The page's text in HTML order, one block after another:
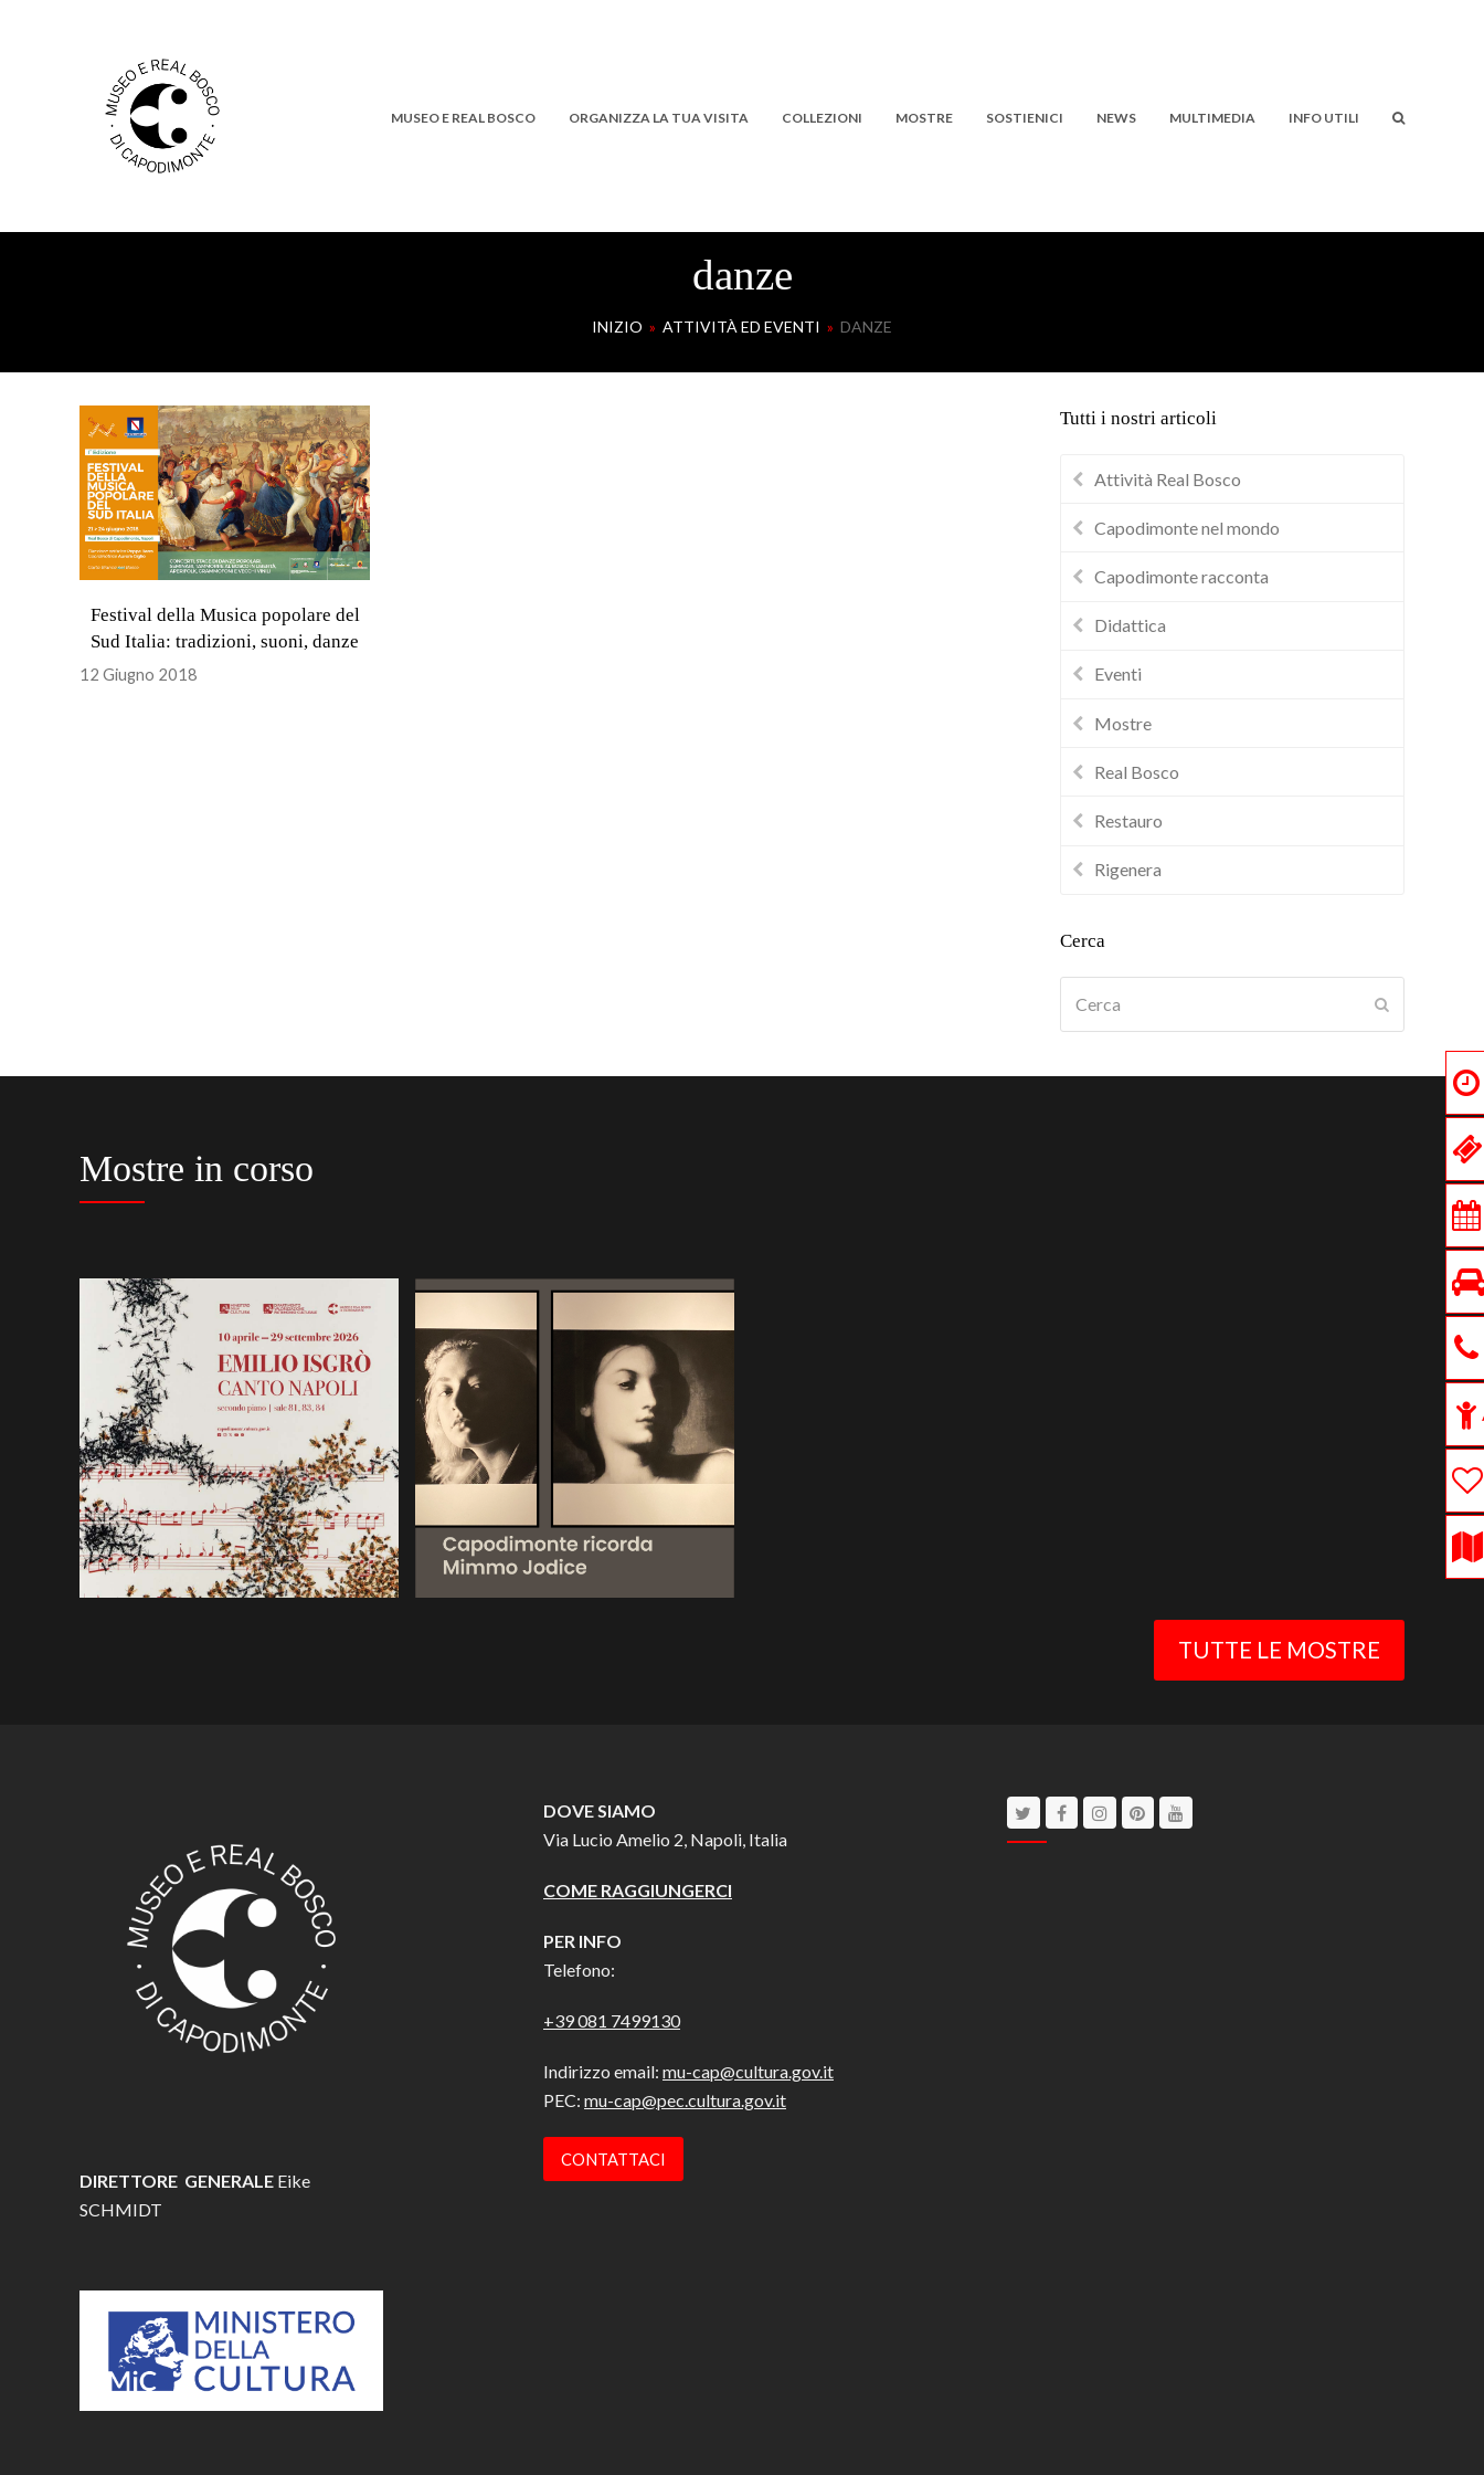
MUSEO E REAL BOSCO ORGANIZZA LA TUA VISITA COLLEZIONI MOSTRE SOSTIENICI NEWS MULTIMEDIA INFO UTILI
danze
INIZIO » ATTIVITÀ ED EVENTI » DANZE
Festival della Musica popolare del
Sud Italia: tradizioni, suoni, danze
12 Giugno 2018
Tutti i nostri articoli
Attività Real Bosco
Capodimonte nel mondo
Capodimonte racconta
Didattica
Eventi
Mostre
Real Bosco
Restauro
Rigenera
Cerca
Mostre in corso
TUTTE LE MOSTRE
DIRETTORE GENERALE Eike
SCHMIDT
DOVE SIAMO
Via Lucio Amelio 2, Napoli, Italia
COME RAGGIUNGERCI
PER INFO
Telefono:
+39 081 7499130
Indirizzo email: mu-cap@cultura.gov.it
PEC: mu-cap@pec.cultura.gov.it
CONTATTACI
TwitterFacebookInstagram
PinterestYoutube